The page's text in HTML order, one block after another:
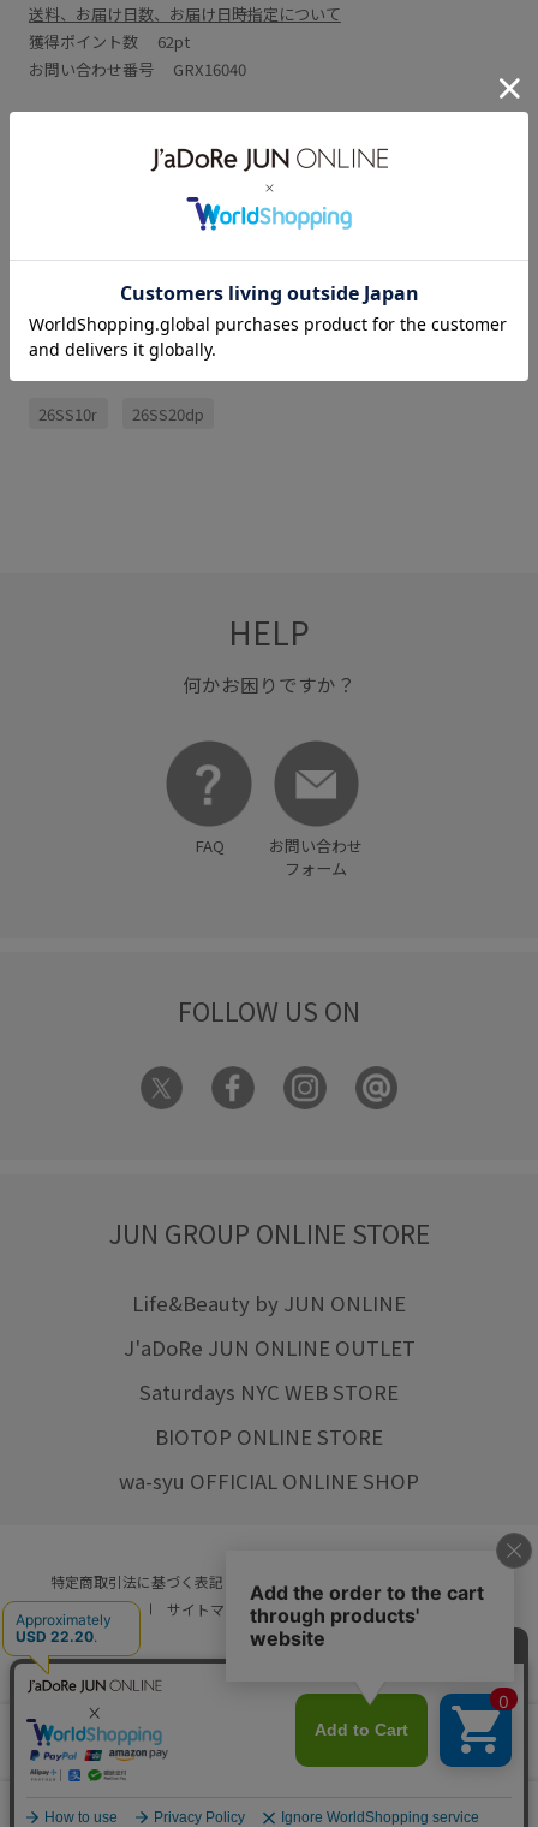
0
送料、お届け日数、お届け日時指定について
獲得ポイント数 62pt
お問い合わせ番号 GRX16040
サイズ・素材・お手入れ方法
関連タグ
26SS10r 26SS20dp
HELP
何かお困りですか？
FAQ
お問い合わせ
フォーム
FOLLOW US ON
JUN GROUP ONLINE STORE
Life&Beauty by JUN ONLINE
J'aDoRe JUN ONLINE OUTLET
Saturdays NYC WEB STORE
BIOTOP ONLINE STORE
wa-syu OFFICIAL ONLINE SHOP
特定商取引法に基づく表記 プライバシーポリシー
会社概要
ご利用規約
サイトマップ リクルート ご利用ガイド
© JUN CO.,LTD. ALL RIGHTS RESERVED.
店舗在庫
をみる
カートに入れる